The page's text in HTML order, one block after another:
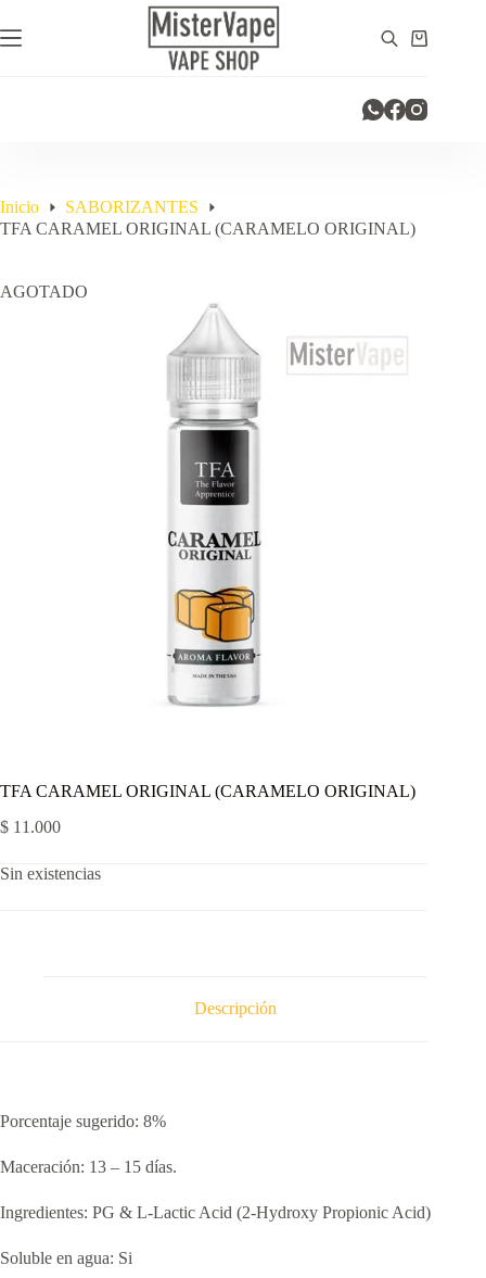
al
contenido
Carro
Inicio
SABORIZANTES
TFA CARAMEL ORIGINAL (CARAMELO ORIGINAL)
AGOTADO
TFA CARAMEL ORIGINAL (CARAMELO ORIGINAL)
$ 11.000
Sin existencias
Descripción
Porcentaje sugerido: 8%
Maceración: 13 – 15 días.
Ingredientes: PG & L-Lactic Acid (2-Hydroxy Propionic Acid)
Soluble en agua: Si